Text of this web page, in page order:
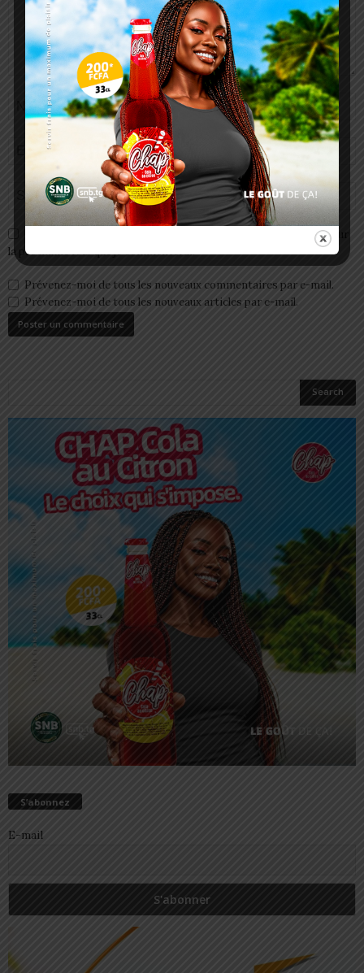
Enregistrer mon nom, email et site web dans ce navigateur pour
la prochaine fois que je commenterai.
Prévenez-moi de tous les nouveaux commentaires par e-mail.
Prévenez-moi de tous les nouveaux articles par e-mail.
S’abonnez
E-mail